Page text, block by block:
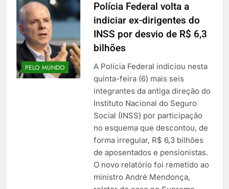
PELO MUNDO
Polícia Federal volta a
indiciar ex-dirigentes do
INSS por desvio de R$ 6,3
bilhões
A Polícia Federal indiciou nesta
quinta-feira (6) mais seis
integrantes da antiga direção do
Instituto Nacional do Seguro
Social (INSS) por participação
no esquema que descontou, de
forma irregular, R$ 6,3 bilhões
de aposentados e pensionistas.
O novo relatório foi remetido ao
ministro André Mendonça,